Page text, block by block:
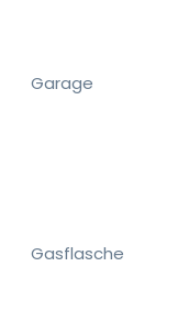
Garage
Gasflasche